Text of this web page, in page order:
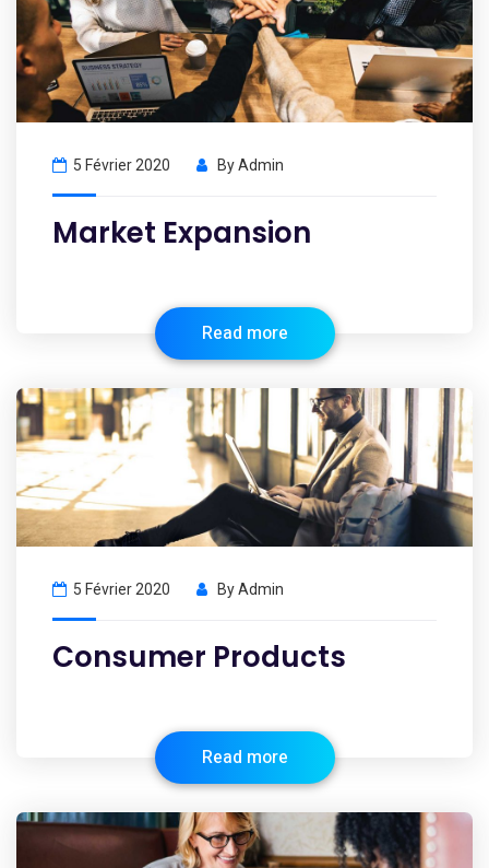
5 Février 2020 ByAdmin
Market Expansion
Read more
5 Février 2020 ByAdmin
Consumer Products
Read more